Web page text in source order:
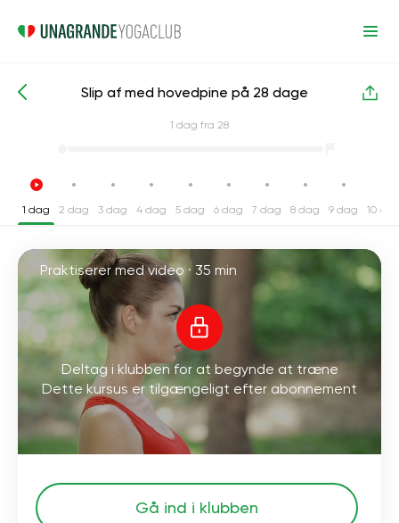
Intensive yogakurser Hoved
Slip af med hovedpine på 28 dage
1 dag fra 28
1 dag 2 dag 3 dag 4 dag 5 dag 6 dag 7 dag 8 dag 9 dag 10
Praktiserer med video · 35 min
Deltag i klubben for at begynde at træne
Dette kursus er tilgængeligt efter abonnement
Gå ind i klubben